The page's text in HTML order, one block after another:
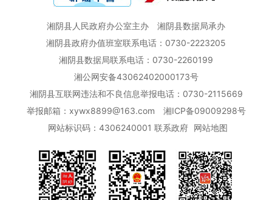
湘阴县人民政府办公室主办
湘阴县数据局承办
湘阴县政府办值班室联系电话：0730-2223205
湘阴县数据局联系电话：0730-2260199
湘公网安备43062402000173号
湘阴县互联网违法和不良信息举报电话：0730-2115669
举报邮箱：xywx8899@163.com
湘ICP备09009298号
网站标识码：4306240001 联系政府 网站地图